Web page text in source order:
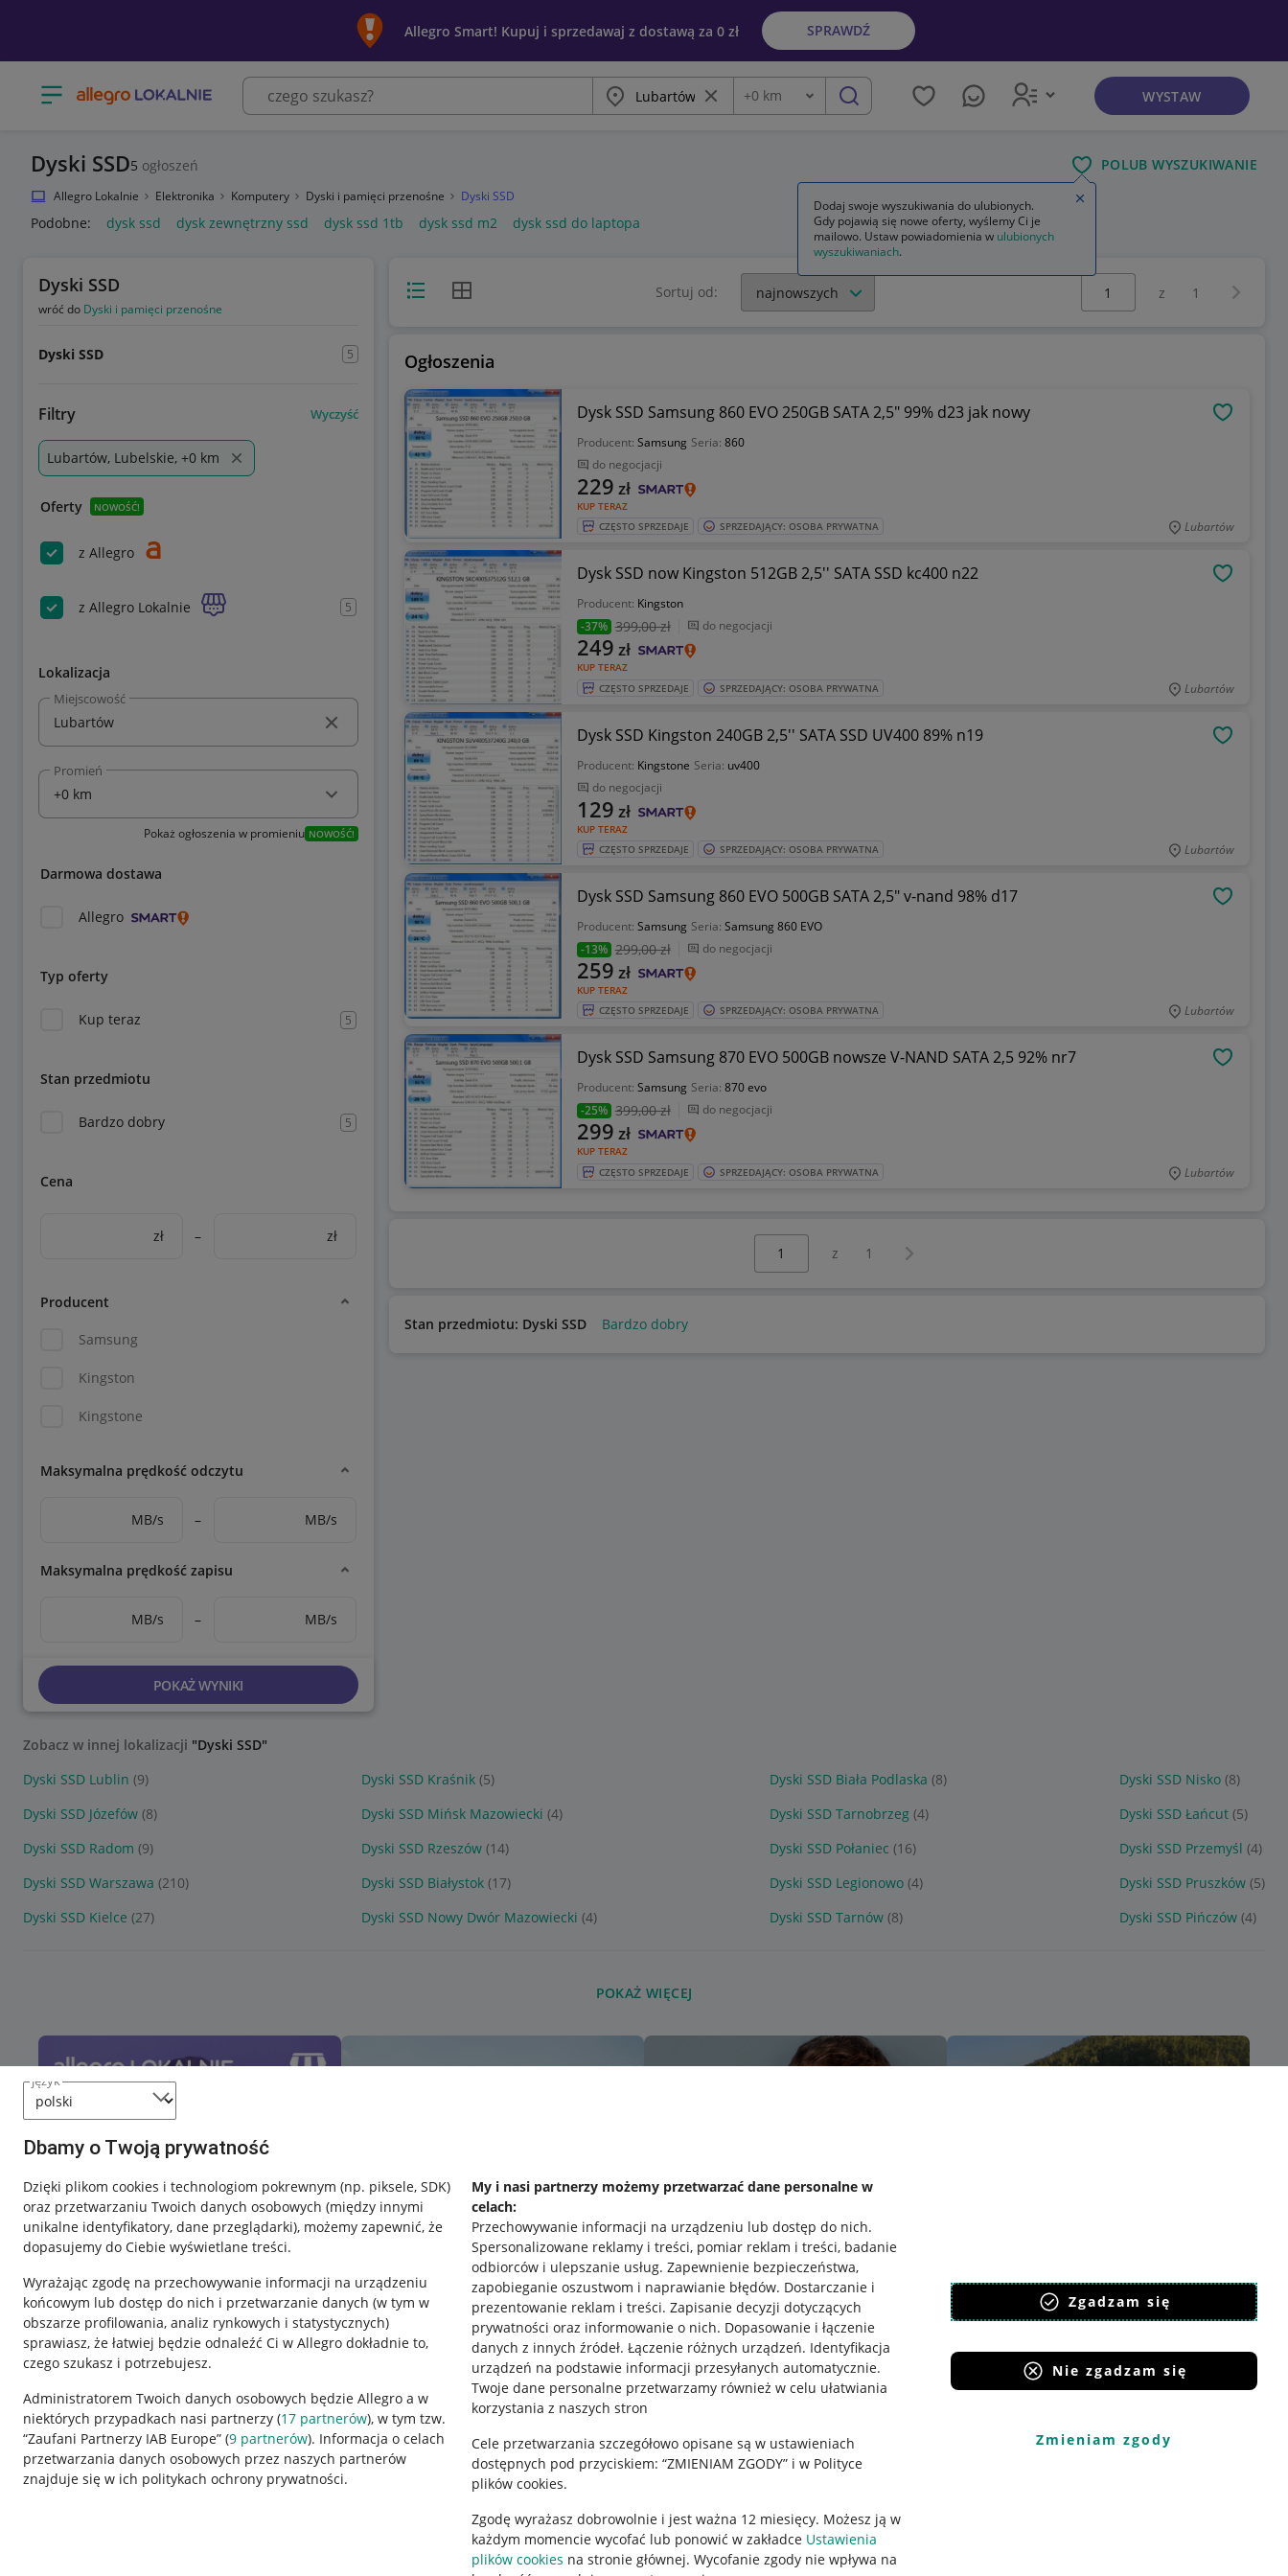
język
Dbamy o Twoją prywatność
Dzięki plikom cookies i technologiom pokrewnym (np. piksele, SDK)
oraz przetwarzaniu Twoich danych osobowych (między innymi
unikalne identyfikatory, dane przeglądarki), możemy zapewnić, że
dopasujemy do Ciebie wyświetlane treści.
Wyrażając zgodę na przechowywanie informacji na urządzeniu
końcowym lub dostęp do nich i przetwarzanie danych (w tym w
obszarze profilowania, analiz rynkowych i statystycznych)
sprawiasz, że łatwiej będzie odnaleźć Ci w Allegro dokładnie to,
czego szukasz i potrzebujesz.
Administratorem Twoich danych osobowych będzie Allegro a w
niektórych przypadkach nasi partnerzy (17 partnerów), w tym tzw.
“Zaufani Partnerzy IAB Europe” (9 partnerów). Informacja o celach
przetwarzania danych osobowych przez naszych partnerów
znajduje się w ich politykach ochrony prywatności.
My i nasi partnerzy możemy przetwarzać dane personalne w
celach:
Przechowywanie informacji na urządzeniu lub dostęp do nich.
Spersonalizowane reklamy i treści, pomiar reklam i treści, badanie
odbiorców i ulepszanie usług. Zapewnienie bezpieczeństwa,
zapobieganie oszustwom i naprawianie błędów. Dostarczanie i
prezentowanie reklam i treści. Zapisanie decyzji dotyczących
prywatności oraz informowanie o nich. Dopasowanie i łączenie
danych z innych źródeł. Łączenie różnych urządzeń. Identyfikacja
urządzeń na podstawie informacji przesyłanych automatycznie.
Twoje dane personalne przetwarzamy również w celu ułatwiania
korzystania z naszych stron
Cele przetwarzania szczegółowo opisane są w ustawieniach
dostępnych pod przyciskiem: “ZMIENIAM ZGODY” i w Polityce
plików cookies.
Zgodę wyrażasz dobrowolnie i jest ważna 12 miesięcy. Możesz ją w
każdym momencie wycofać lub ponowić w zakładce Ustawienia
plików cookies na stronie głównej. Wycofanie zgody nie wpływa na
Zgadzam się
Nie zgadzam się
Zmieniam zgody
Allegro Smart! Kupuj i sprzedawaj z dostawą za 0 zł SPRAWDŹ
Otwórz menu z kategoriami Miasto Wyczyść frazę
Odległość
+0 km szukaj WYSTAW
Dyski SSD5 ogłoszeń POLUB WYSZUKIWANIE
Allegro Lokalnie Elektronika Komputery Dyski i pamięci przenośne Dyski SSD
Podobne: dysk ssd dysk zewnętrzny ssd dysk ssd 1tb dysk ssd m2 dysk ssd do laptopa
Dyski SSD
wróć do Dyski i pamięci przenośne
Dyski SSD 5
Filtry Wyczyść
Lubartów, Lubelskie, +0 km
Oferty NOWOŚĆ!
z Allegro
z Allegro Lokalnie 5
Lokalizacja
Miejscowość
Promień
Pokaż ogłoszenia w promieniu NOWOŚĆ!
Darmowa dostawa
Allegro
Typ oferty
Kup teraz 5
Stan przedmiotu
Bardzo dobry 5
Cena
zł – zł
Producent
Samsung
Kingston
Kingstone
Maksymalna prędkość odczytu
MB/s – MB/s
Maksymalna prędkość zapisu
MB/s – MB/s
POKAŻ WYNIKI
Widok listyWidok siatki Sortuj od:
Wybierz stronę:
z 1
Ogłoszenia
Dysk SSD Samsung 860 EVO 250GB SATA 2,5" 99% d23 jak nowy
Producent: Samsung Seria: 860
do negocjacji
KUP TERAZ
229 zł
CZĘSTO SPRZEDAJE SPRZEDAJĄCY: OSOBA PRYWATNA Lubartów
Dysk SSD now Kingston 512GB 2,5'' SATA SSD kc400 n22
Producent: Kingston
-37% 399,00 zł do negocjacji
KUP TERAZ
249 zł
CZĘSTO SPRZEDAJE SPRZEDAJĄCY: OSOBA PRYWATNA Lubartów
Dysk SSD Kingston 240GB 2,5'' SATA SSD UV400 89% n19
Producent: Kingstone Seria: uv400
do negocjacji
KUP TERAZ
129 zł
CZĘSTO SPRZEDAJE SPRZEDAJĄCY: OSOBA PRYWATNA Lubartów
Dysk SSD Samsung 860 EVO 500GB SATA 2,5" v-nand 98% d17
Producent: Samsung Seria: Samsung 860 EVO
-13% 299,00 zł do negocjacji
KUP TERAZ
259 zł
CZĘSTO SPRZEDAJE SPRZEDAJĄCY: OSOBA PRYWATNA Lubartów
Dysk SSD Samsung 870 EVO 500GB nowsze V-NAND SATA 2,5 92% nr7
Producent: Samsung Seria: 870 evo
-25% 399,00 zł do negocjacji
KUP TERAZ
299 zł
CZĘSTO SPRZEDAJE SPRZEDAJĄCY: OSOBA PRYWATNA Lubartów
z 1 Następna strona
Stan przedmiotu: Dyski SSD Bardzo dobry
Zobacz w innej lokalizacji "Dyski SSD"
Dyski SSD Lublin (9) Dyski SSD Kraśnik (5) Dyski SSD Biała Podlaska (8) Dyski SSD Nisko (8)
Dyski SSD Józefów (8) Dyski SSD Mińsk Mazowiecki (4) Dyski SSD Tarnobrzeg (4) Dyski SSD Łańcut (5)
Dyski SSD Radom (9) Dyski SSD Rzeszów (14) Dyski SSD Połaniec (16) Dyski SSD Przemyśl (4)
Dyski SSD Warszawa (210) Dyski SSD Białystok (17) Dyski SSD Legionowo (4) Dyski SSD Pruszków (5)
Dyski SSD Kielce (27) Dyski SSD Nowy Dwór Mazowiecki (4) Dyski SSD Tarnów (8) Dyski SSD Pińczów (4)
POKAŻ WIĘCEJ
Przydatne informacje
Jak to działa
Napisz do nas
Allegro Gadane dla sprzedających
Regulamin
Polityka plików "cookies"
Ustawienia plików "cookies"
Udostępnianie lokalizacji
Informacje dla Aktu o Usługach Cyfrowych
Pobierz aplikację
Dodaj swoje wyszukiwania do ulubionych.
Gdy pojawią się nowe oferty, wyślemy Ci je
mailowo. Ustaw powiadomienia w ulubionych
wyszukiwaniach.
Zamknij wskazówkę